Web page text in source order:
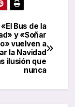
«El Bus de la
y «Soñar
vuelven a
la Navidad
ilusión que
nunca